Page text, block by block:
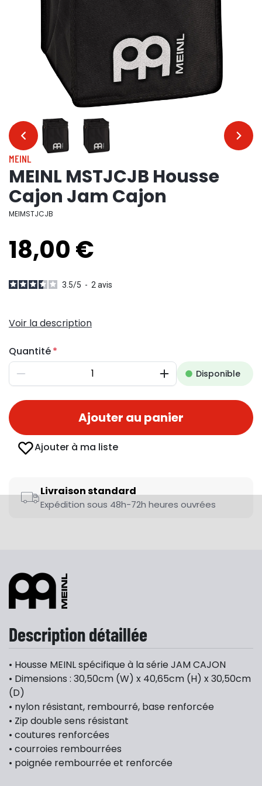
… …
MEINL
MEINL MSTJCJB Housse
Cajon Jam Cajon
MEIMSTJCJB
18,00 €
3.5/5 - 2 avis
Voir la description
Quantité
Diminuer AugmenterDisponible
Ajouter au panier
Ajouter à ma liste
Livraison standard
Expédition sous 48h-72h heures ouvrées
Description détaillée
• Housse MEINL spécifique à la série JAM CAJON
• Dimensions : 30,50cm (W) x 40,65cm (H) x 30,50cm
(D)
• nylon résistant, rembourré, base renforcée
• Zip double sens résistant
• coutures renforcées
• courroies rembourrées
• poignée rembourrée et renforcée